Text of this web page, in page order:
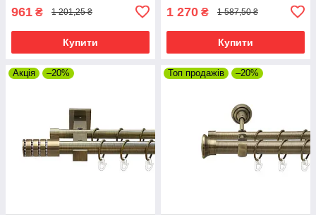
961 ₴ 1 201,25 ₴
Купити
1 270 ₴ 1 587,50 ₴
Купити
Акція –20% Топ продажів –20%